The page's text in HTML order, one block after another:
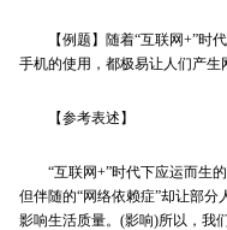
【例题】随着“互联网+”时代
手机的使用，都极易让人们产生
【参考表述】
“互联网+”时代下应运而生的
但伴随的“网络依赖症”却让部分
影响生活质量。(影响)所以，我